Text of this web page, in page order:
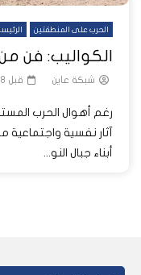
الحرب على المنطقتين
الكواليب: فن
شبكة عاين قبل 8 سنوات
رغم أهوال الحرب
آثار نفسية واجتماعية
أبناء جبال النو...